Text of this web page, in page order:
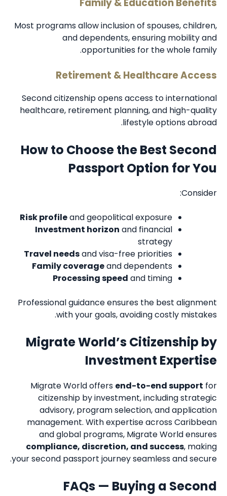
Family & Education Benefits
Most programs allow inclusion of spouses, children,
and dependents, ensuring mobility and
opportunities for the whole family.
Retirement & Healthcare Access
Second citizenship opens access to international
healthcare, retirement planning, and high-quality
lifestyle options abroad.
How to Choose the Best Second
Passport Option for You
Consider:
Risk profileand geopolitical exposure
Investment horizon and financial
strategy
Travel needsand visa-free priorities
Family coverageand dependents
Processing speed and timing
Professional guidance ensures the best alignment
with your goals, avoiding costly mistakes.
Migrate World’s Citizenship by
Investment Expertise
Migrate World offers end-to-end support for
citizenship by investment, including strategic
advisory, program selection, and application
management. With expertise across Caribbean
and global programs, Migrate World ensures
compliance, discretion, and success, making
your second passport journey seamless and secure.
FAQs — Buying a Second